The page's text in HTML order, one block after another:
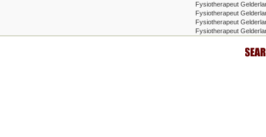
Fysiotherapeut
Fysiotherapeut
Fysiotherapeut
Fysiotherapeut